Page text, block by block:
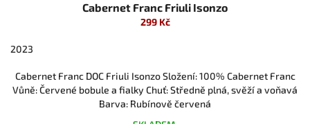
Cabernet Franc Friuli Isonzo
299 Kč
2023
Cabernet Franc DOC Friuli Isonzo Složení: 100% Cabernet Franc
Vůně: Červené bobule a fialky Chuť: Středně plná, svěží a voňavá
Barva: Rubínově červená